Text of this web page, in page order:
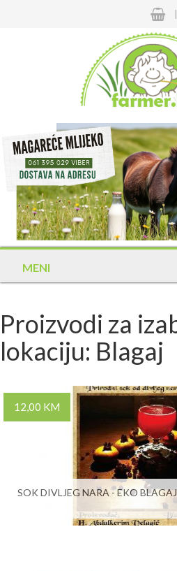
|
MENI
Proizvodi za
lokaciju: Blagaj
12,00 KM
SOK DIVLJEG NARA - EKO BLAGAJ